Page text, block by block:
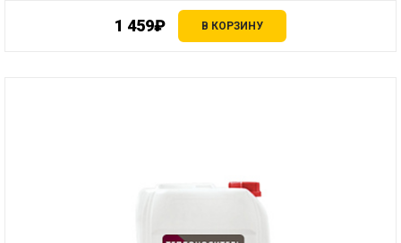
1 459₽ В КОРЗИНУ